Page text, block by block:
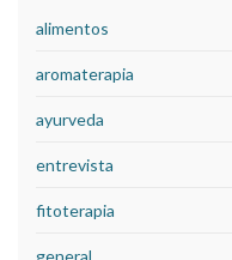
alimentos
aromaterapia
ayurveda
entrevista
fitoterapia
general